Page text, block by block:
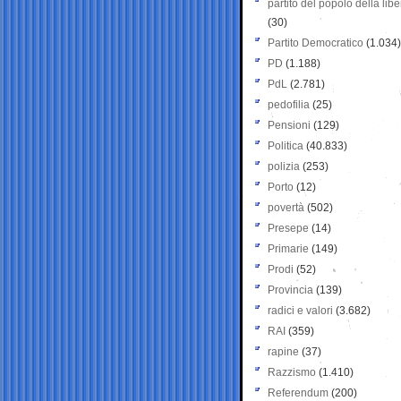
partito del popolo della
(30)
Partito Democratico (1.034)
PD (1.188)
PdL (2.781)
pedofilia (25)
Pensioni (129)
Politica (40.833)
polizia (253)
Porto (12)
povertà (502)
Presepe (14)
Primarie (149)
Prodi (52)
Provincia (139)
radici e valori (3.682)
RAI (359)
rapine (37)
Razzismo (1.410)
Referendum (200)